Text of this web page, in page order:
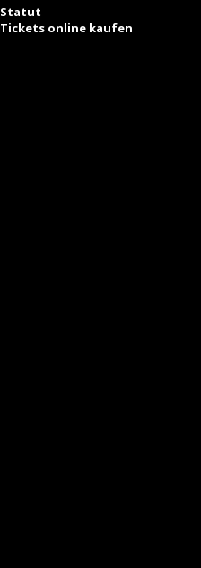
Statut
Tickets online kaufen